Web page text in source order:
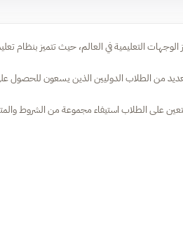
الوجهات التعليمية في العالم، حيث تتميز
من الطلاب الدوليين الذين يسعون للحصول
على الطلاب استيفاء مجموعة من الشروط